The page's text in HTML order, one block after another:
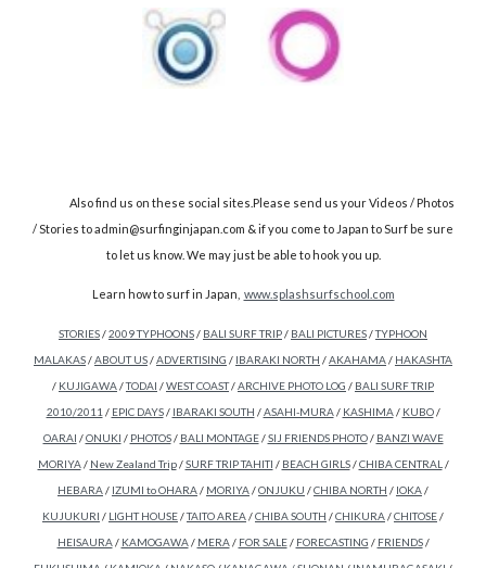
Also find us on these social sites.Please send us your Videos / Photos
/ Stories to admin@surfinginjapan.com & if you come to Japan to Surf be sure
to let us know. We may just be able to hook you up.
Learn how to surf in Japan, www.splashsurfschool.com
STORIES/2009 TYPHOONS/ BALI SURF TRIP/ BALI PICTURES/TYPHOON
MALAKAS/ABOUT US/ADVERTISING / IBARAKI NORTH /AKAHAMA/ HAKASHTA
/ KUJIGAWA/TODAI /WEST COAST/ARCHIVE PHOTO LOG / BALI SURF TRIP
2010/2011 / EPIC DAYS/ IBARAKI SOUTH /ASAHI-MURA/ KASHIMA/ KUBO/
OARAI /ONUKI / PHOTOS/ BALI MONTAGE/SIJ FRIENDS PHOTO/ BANZI WAVE
MORIYA/ New Zealand Trip/SURF TRIP TAHITI / BEACH GIRLS/CHIBA CENTRAL /
HEBARA/ IZUMI to OHARA/ MORIYA/ONJUKU /CHIBA NORTH / IOKA/
KUJUKURI / LIGHT HOUSE/TAITO AREA/CHIBA SOUTH /CHIKURA/CHITOSE/
HEISAURA/ KAMOGAWA/ MERA/ FOR SALE/ FORECASTING / FRIENDS/